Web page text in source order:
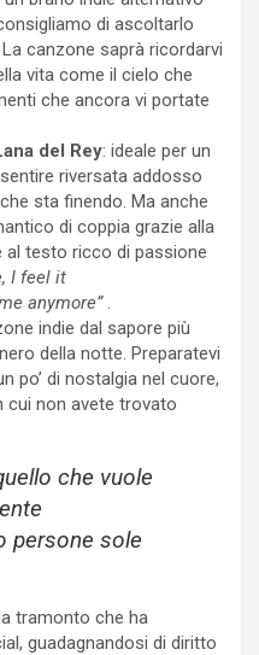
di ascoltarlo
canzone saprà ricordarvi
vita come il cielo che
che ancora vi portate
del Rey: ideale per un
riversata addosso
sta finendo. Ma anche
di coppia grazie alla
al testo ricco di passione
I feel it
anymore”.
indie dal sapore più
della notte. Preparatevi
po’ di nostalgia nel cuore,
cui non avete trovato
che vuole
persone sole
tramonto che ha
guadagnandosi di diritto